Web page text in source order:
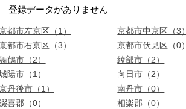
登録データがありません
都市左京区（1） 京都市中京区（3）
都市右京区（3） 京都市伏見区（0）
鶴市（2） 綾部市（2）
陽市（1） 向日市（2）
丹後市（1） 南丹市（0）
喜郡（0） 相楽郡（0）